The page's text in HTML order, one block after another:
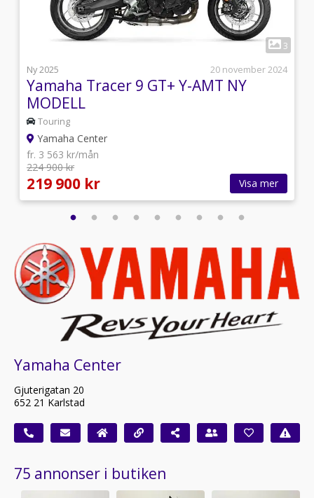
1
3
Ny 2025
20 november 2024
Yamaha Tracer 9 GT+ Y-AMT NY
MODELL
Touring
Yamaha Center
fr. 3 563 kr/mån
224 900 kr
219 900 kr Visa mer
Yamaha Center
Gjuterigatan 20
652 21 Karlstad
75 annonser i butiken